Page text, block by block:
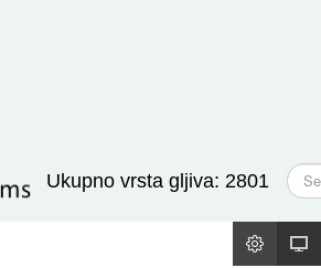
Ukupno vrsta gljiva: 2801
T
r
ž
niže takse: